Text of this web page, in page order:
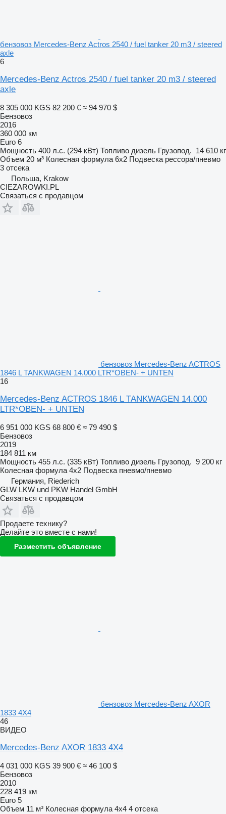
бензовоз Mercedes-Benz Actros 2540 / fuel tanker 20 m3 / steered
axle
6
Mercedes-Benz Actros 2540 / fuel tanker 20 m3 / steered
axle
8 305 000 KGS 82 200 € ≈ 94 970 $
Бензовоз
2016
360 000 км
Euro 6
Мощность 400 л.с. (294 кВт) Топливо дизель Грузопод. 14 610 кг
Объем 20 м³ Колесная формула 6x2 Подвеска рессора/пневмо
3 отсека
Польша, Krakow
CIEZAROWKI.PL
Связаться с продавцом
бензовоз Mercedes-Benz ACTROS
1846 L TANKWAGEN 14.000 LTR*OBEN- + UNTEN
16
Mercedes-Benz ACTROS 1846 L TANKWAGEN 14.000
LTR*OBEN- + UNTEN
6 951 000 KGS 68 800 € ≈ 79 490 $
Бензовоз
2019
184 811 км
Мощность 455 л.с. (335 кВт) Топливо дизель Грузопод. 9 200 кг
Колесная формула 4x2 Подвеска пневмо/пневмо
Германия, Riederich
GLW LKW und PKW Handel GmbH
Связаться с продавцом
Продаете технику?
Делайте это вместе с нами!
Разместить объявление
бензовоз Mercedes-Benz AXOR
1833 4X4
46
ВИДЕО
Mercedes-Benz AXOR 1833 4X4
4 031 000 KGS 39 900 € ≈ 46 100 $
Бензовоз
2010
228 419 км
Euro 5
Объем 11 м³ Колесная формула 4x4 4 отсека